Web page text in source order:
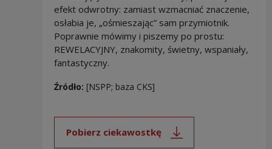
efekt odwrotny: zamiast wzmacniać znaczenie,
osłabia je, „ośmieszając” sam przymiotnik.
Poprawnie mówimy i piszemy po prostu:
REWELACYJNY, znakomity, świetny, wspaniały,
fantastyczny.
Źródło: [NSPP; baza CKS]
Pobierz ciekawostkę
Uwaga, link zostanie otwarty